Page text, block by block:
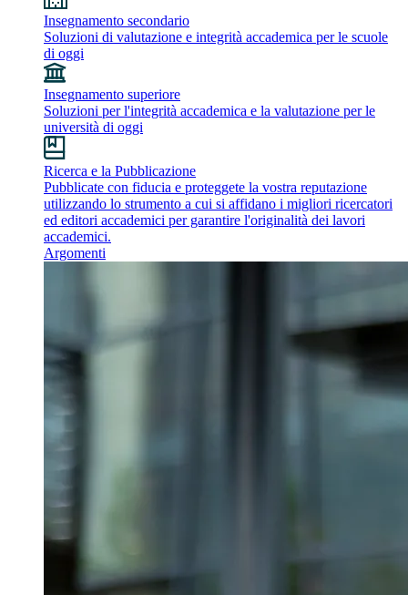
Insegnamento secondario
Soluzioni di valutazione e integrità accademica per le scuole
di oggi
Insegnamento superiore
Soluzioni per l'integrità accademica e la valutazione per le
università di oggi
Ricerca e la Pubblicazione
Pubblicate con fiducia e proteggete la vostra reputazione
utilizzando lo strumento a cui si affidano i migliori ricercatori
ed editori accademici per garantire l'originalità dei lavori
accademici.
Argomenti